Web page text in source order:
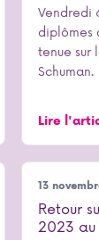
Vendredi
diplômes
tenue sur
Schuman.
Lire
13
Retour
2023